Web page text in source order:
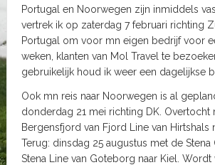
Portugal en Noorwegen zijn inmiddels
vertrek ik op zaterdag 7 februari richting
Portugal om voor mn eigen bedrijf voor
weken, klanten van Mol Travel te
gebruikelijk houd ik weer een dagelijkse
Ook mn reis naar Noorwegen is al
donderdag 21 mei richting DK. Overtocht
Bergensfjord van Fjord Line van Hirtshals
Terug: dinsdag 25 augustus met de Stena
Stena Line van Goteborg naar Kiel. Wordt